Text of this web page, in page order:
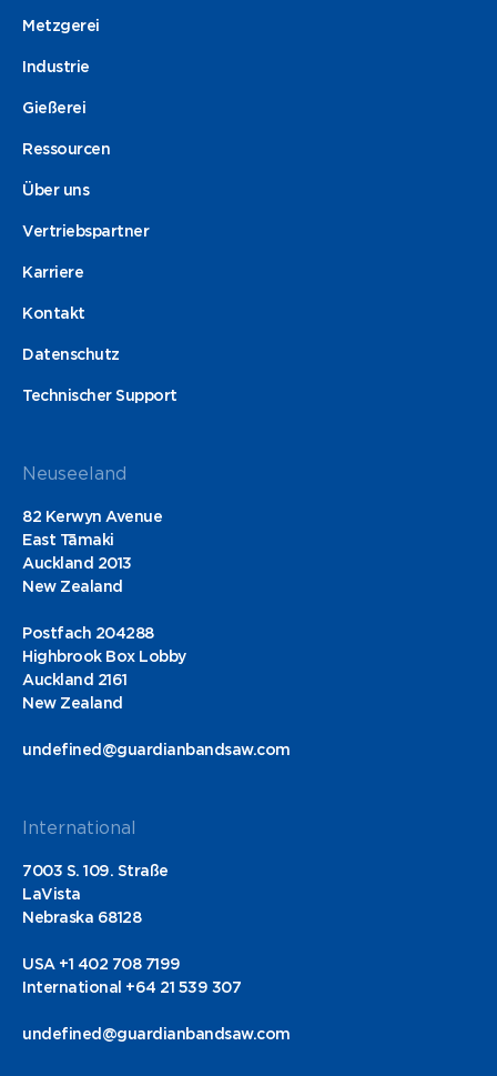
Metzgerei
Industrie
Gießerei
Ressourcen
Über uns
Vertriebspartner
Karriere
Kontakt
Datenschutz
Technischer Support
Neuseeland
82 Kerwyn Avenue
East Tāmaki
Auckland 2013
New Zealand
Postfach 204288
Highbrook Box Lobby
Auckland 2161
New Zealand
undefined@guardianbandsaw.com
International
7003 S. 109. Straße
LaVista
Nebraska 68128
USA +1 402 708 7199
International +64 21 539 307
undefined@guardianbandsaw.com